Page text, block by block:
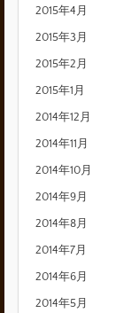
2015年4月
2015年3月
2015年2月
2015年1月
2014年12月
2014年11月
2014年10月
2014年9月
2014年8月
2014年7月
2014年6月
2014年5月